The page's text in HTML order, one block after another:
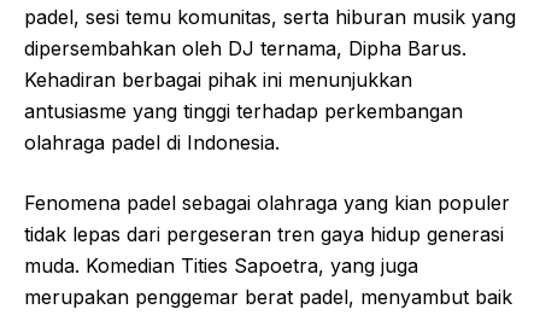
padel, sesi temu komunitas, serta hiburan musik yang
dipersembahkan oleh DJ ternama, Dipha Barus.
Kehadiran berbagai pihak ini menunjukkan
antusiasme yang tinggi terhadap perkembangan
olahraga padel di Indonesia.
Fenomena padel sebagai olahraga yang kian populer
tidak lepas dari pergeseran tren gaya hidup generasi
muda. Komedian Tities Sapoetra, yang juga
merupakan penggemar berat padel, menyambut baik